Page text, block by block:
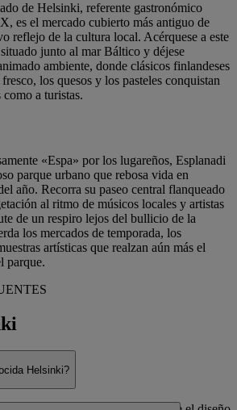
de Helsinki, referente gastronómico
es el mercado cubierto más antiguo de
reflejo de la cultura local. Acérquese a este
junto al mar Báltico y déjese
ambiente, donde clásicos finlandeses
los quesos y los pasteles conquistan
a turistas.
«Espa» por los lugareños, Esplanadi
parque urbano que rebosa vida en
año. Recorra su paseo central flanqueado
al ritmo de músicos locales y artistas
de un respiro lejos del bullicio de la
los mercados de temporada, los
artísticas que realzan aún más el
parque.
Helsinki?